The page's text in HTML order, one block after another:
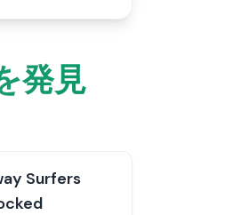
発見
Surfers